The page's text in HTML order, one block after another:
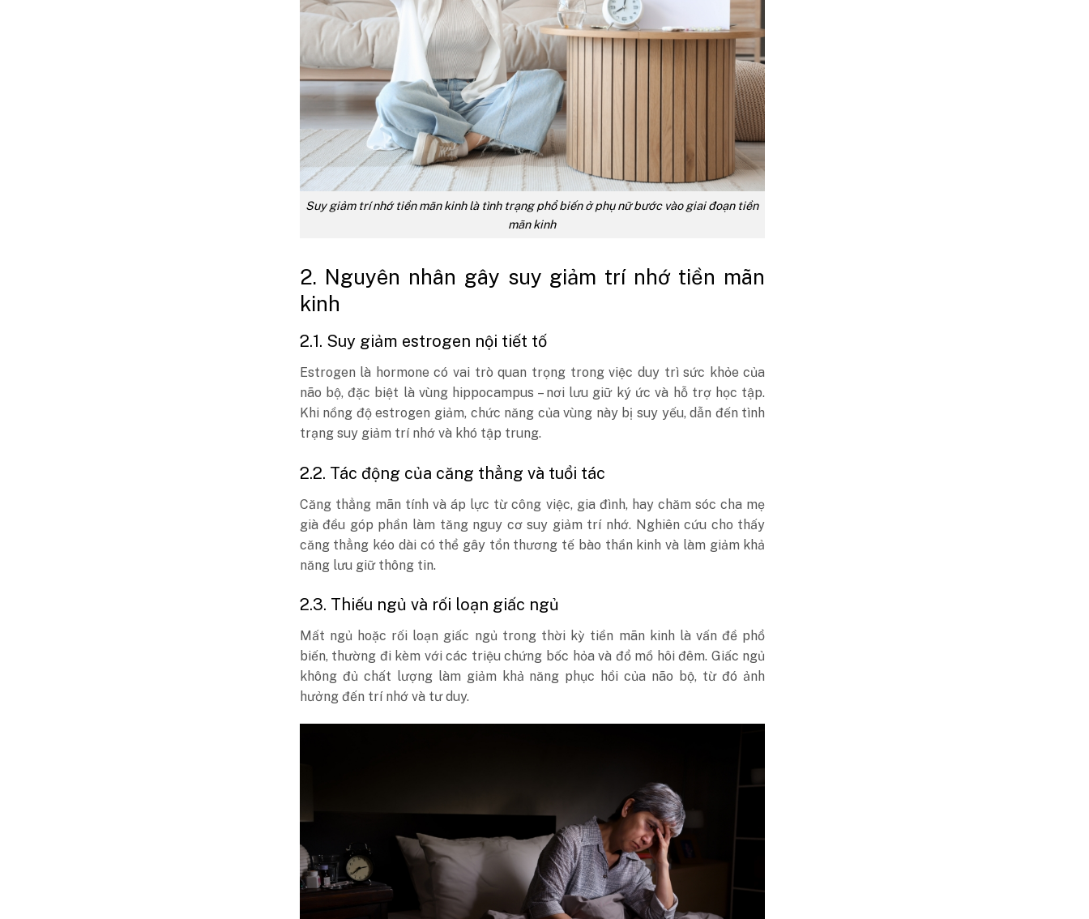
Suy giảm trí nhớ tiền mãn kinh là tình trạng phổ biến ở phụ nữ bước vào giai đoạn tiền
mãn kinh
2. Nguyên nhân gây suy giảm trí nhớ tiền mãn
kinh
2.1. Suy giảm estrogen nội tiết tố
Estrogen là hormone có vai trò quan trọng trong việc duy trì sức khỏe của
não bộ, đặc biệt là vùng hippocampus – nơi lưu giữ ký ức và hỗ trợ học tập.
Khi nồng độ estrogen giảm, chức năng của vùng này bị suy yếu, dẫn đến tình
trạng suy giảm trí nhớ và khó tập trung.
2.2. Tác động của căng thẳng và tuổi tác
Căng thẳng mãn tính và áp lực từ công việc, gia đình, hay chăm sóc cha mẹ
già đều góp phần làm tăng nguy cơ suy giảm trí nhớ. Nghiên cứu cho thấy
căng thẳng kéo dài có thể gây tổn thương tế bào thần kinh và làm giảm khả
năng lưu giữ thông tin.
2.3. Thiếu ngủ và rối loạn giấc ngủ
Mất ngủ hoặc rối loạn giấc ngủ trong thời kỳ tiền mãn kinh là vấn đề phổ
biến, thường đi kèm với các triệu chứng bốc hỏa và đổ mồ hôi đêm. Giấc ngủ
không đủ chất lượng làm giảm khả năng phục hồi của não bộ, từ đó ảnh
hưởng đến trí nhớ và tư duy.